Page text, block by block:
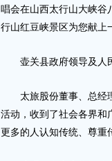
唱会在山西太行山大峡谷
行山红豆峡景区为您献上
壶关县政府领导及人民
太旅股份董事、总经理
活动，收到了社会各界和
更多的人认知传统、尊重